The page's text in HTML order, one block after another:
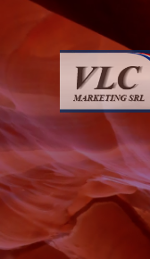
Saltar
contenido